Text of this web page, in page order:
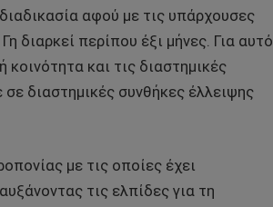
αφού με τις υπάρχουσες
διαρκεί περίπου έξι μήνες. Για αυτό
και τις διαστημικές
διαστημικές συνθήκες έλλειψης
με τις οποίες έχει
τις ελπίδες για τη